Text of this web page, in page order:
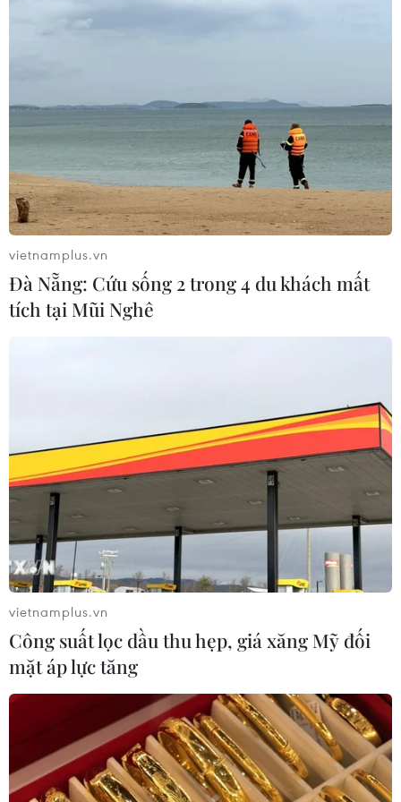
WHO ghi nhận tín hiệu tích cực từ
Đến năm 2030, Việt Nam làm chủ tối
thiểu 10 công nghệ lõi
04/08/2026 15:34
Báo động xu hướng gia tăng người
trẻ mắc ung thư
04/08/2026 14:10
toàn phần từ độ cao 9.000 m
04/08/2026 13:23
Đại biểu Quốc hội: Nếu không có cơ
chế bảo vệ sẽ khó khuyến khích đổi
mới sáng tạo thực tiễn
04/08/2026 11:01
Xem thêm
CƠ QUAN CHỦ QUẢN: THÔNG TẤN XÃ VIỆT NAM
vietnamplus.vn
Đà Nẵng: Cứu sống 2 trong 4 du khách mất
tích tại Mũi Nghê
vietnamplus.vn
Công suất lọc dầu thu hẹp, giá xăng Mỹ đối
mặt áp lực tăng